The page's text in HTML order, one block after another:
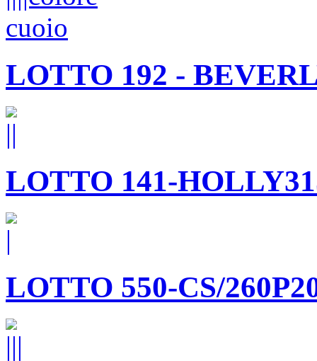
LOTTO 192 -
LOTTO 141-
LOTTO 550-CS/